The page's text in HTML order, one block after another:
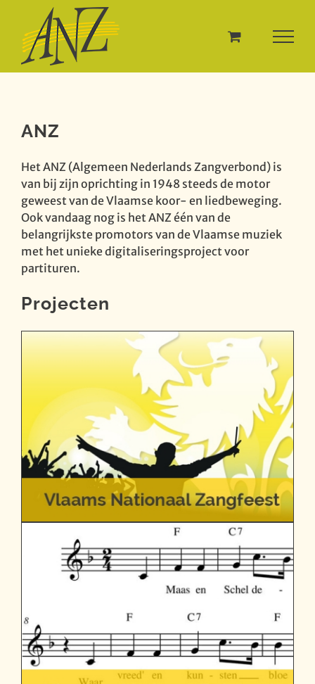
inhoud
ANZ
Het ANZ (Algemeen Nederlands Zangverbond) is
van bij zijn oprichting in 1948 steeds de motor
geweest van de Vlaamse koor- en liedbeweging.
Ook vandaag nog is het ANZ één van de
belangrijkste promotors van de Vlaamse muziek
met het unieke digitaliseringsproject voor
partituren.
Projecten